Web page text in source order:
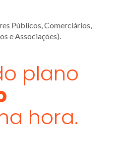
Públicos, Comerciários,
e Associações).
plano
hora.